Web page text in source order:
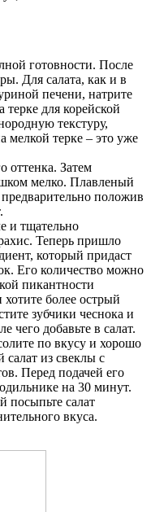
готовности. После
Для салата, как и в
печени, натрите
для корейской
текстуру,
мелкой терке – это уже
оттенка. Затем
мелко. Плавленый
положив
и тщательно
Теперь пришло
который придаст
Его количество можно
пикантности
хотите более острый
зубчики чеснока и
чего добавьте в салат.
по вкусу и хорошо
из свеклы с
Перед подачей его
на 30 минут.
посыпьте салат
вкуса.